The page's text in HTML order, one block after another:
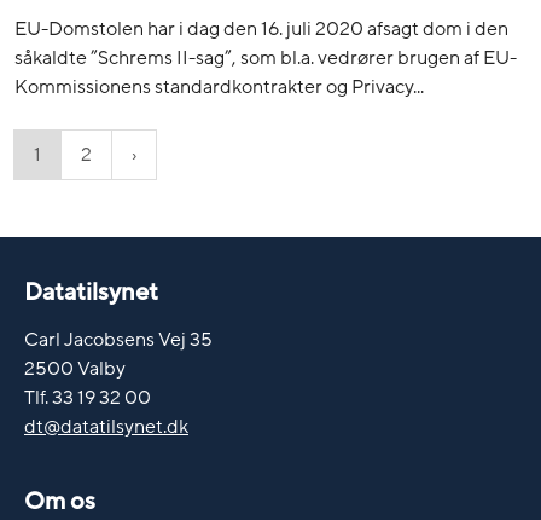
EU-Domstolen har i dag den 16. juli 2020 afsagt dom i den
såkaldte ”Schrems II-sag”, som bl.a. vedrører brugen af EU-
Kommissionens standardkontrakter og Privacy...
1 2
Datatilsynet
Carl Jacobsens Vej 35
2500 Valby
Tlf. 33 19 32 00
dt@datatilsynet.dk
Om os